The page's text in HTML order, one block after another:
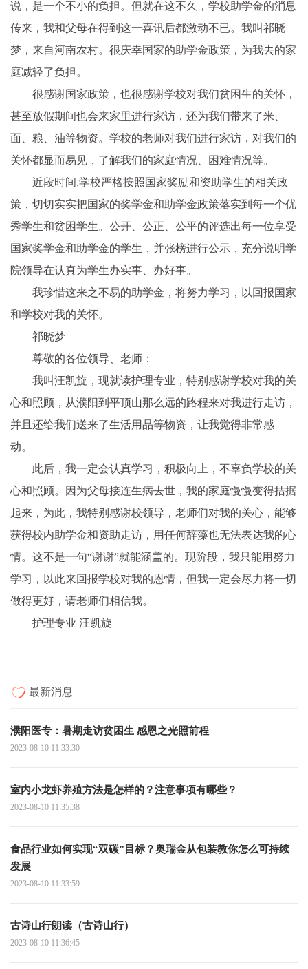
说，是一个不小的负担。但就在这不久，学校助学金的消息
传来，我和父母在得到这一喜讯后都激动不已。我叫祁晓
梦，来自河南农村。很庆幸国家的助学金政策，为我去的家
庭减轻了负担。
很感谢国家政策，也很感谢学校对我们贫困生的关怀，
甚至放假期间也会来家里进行家访，还为我们带来了米、
面、粮、油等物资。学校的老师对我们进行家访，对我们的
关怀都显而易见，了解我们的家庭情况、困难情况等。
近段时间,学校严格按照国家奖励和资助学生的相关政
策，切切实实把国家的奖学金和助学金政策落实到每一个优
秀学生和贫困学生。公开、公正、公平的评选出每一位享受
国家奖学金和助学金的学生，并张榜进行公示，充分说明学
院领导在认真为学生办实事、办好事。
我珍惜这来之不易的助学金，将努力学习，以回报国家
和学校对我的关怀。
祁晓梦
尊敬的各位领导、老师：
我叫汪凯旋，现就读护理专业，特别感谢学校对我的关
心和照顾，从濮阳到平顶山那么远的路程来对我进行走访，
并且还给我们送来了生活用品等物资，让我觉得非常感
动。
此后，我一定会认真学习，积极向上，不辜负学校的关
心和照顾。因为父母接连生病去世，我的家庭慢慢变得拮据
起来，为此，我特别感谢校领导，老师们对我的关心，能够
获得校内助学金和资助走访，用任何辞藻也无法表达我的心
情。这不是一句“谢谢”就能涵盖的。现阶段，我只能用努力
学习，以此来回报学校对我的恩情，但我一定会尽力将一切
做得更好，请老师们相信我。
护理专业 汪凯旋
最新消息
濮阳医专：暑期走访贫困生 感恩之光照前程
2023-08-10 11:33:30
室内小龙虾养殖方法是怎样的？注意事项有哪些？
2023-08-10 11:35:38
食品行业如何实现“双碳”目标？奥瑞金从包装教你怎么可持续
发展
2023-08-10 11:33:59
古诗山行朗读（古诗山行）
2023-08-10 11:36:45